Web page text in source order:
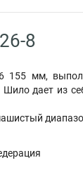
8
мм,
дает из